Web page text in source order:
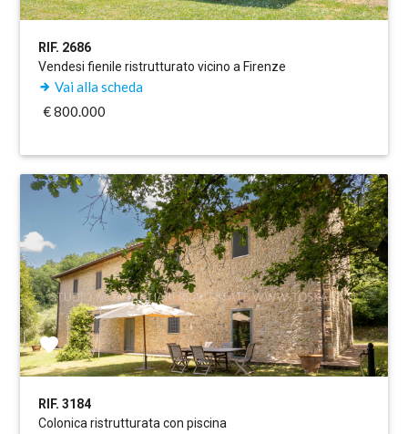
RIF. 2686
Vendesi fienile ristrutturato vicino a Firenze
Vai alla scheda
€ 800.000
RIF. 3184
Colonica ristrutturata con piscina